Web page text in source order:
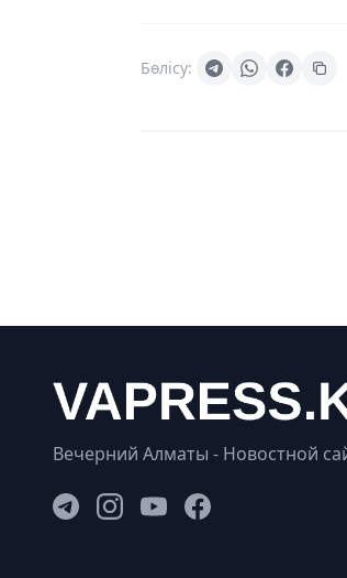
Бөлісу:
Вечерний Алматы - Новостной